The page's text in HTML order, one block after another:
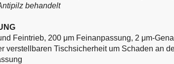
behandelt
Feintrieb, 200 μm Feinanpassung, 2 μm-
verstellbaren Tischsicherheit um Schaden an